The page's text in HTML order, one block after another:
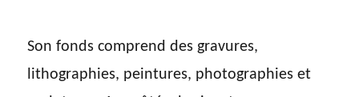
Son fonds comprend des gravures,
lithographies, peintures, photographies et